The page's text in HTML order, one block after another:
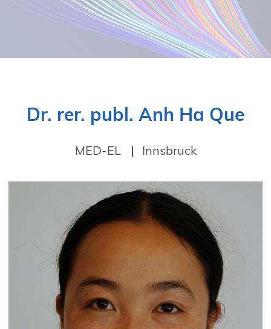
19. Juni 2026 in Wiesbaden
NORDIC TechKomm Kopenhagen
Dr. rer. publ. Anh Ha Que
MED-EL Innsbruck